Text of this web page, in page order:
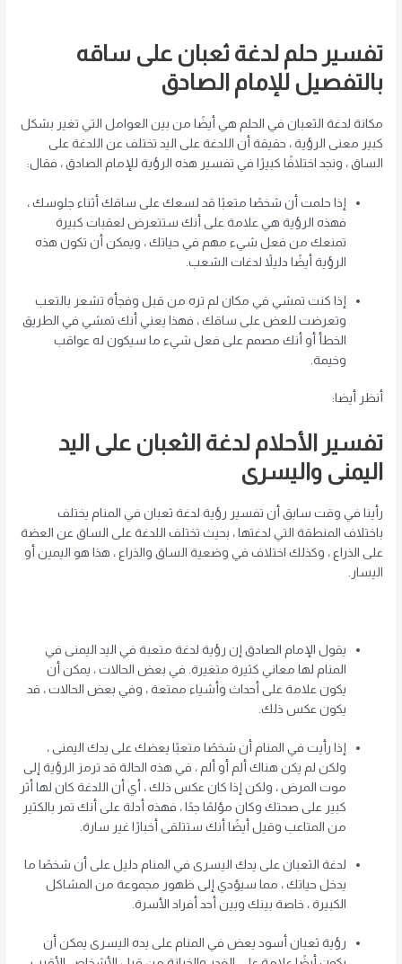
تفسير حلم لدغة ثعبان على ساقه
بالتفصيل للإمام الصادق
مكانة لدغة الثعبان في الحلم هي أيضًا من بين العوامل التي تغير بشكل
كبير معنى الرؤية ، حقيقة أن اللدغة على اليد تختلف عن اللدغة على
الساق ، ونجد اختلافًا كبيرًا في تفسير هذه الرؤية للإمام الصادق ، فقال:
إذا حلمت أن شخصًا متعبًا قد لسعك على ساقك أثناء جلوسك ،
فهذه الرؤية هي علامة على أنك ستتعرض لعقبات كبيرة
تمنعك من فعل شيء مهم في حياتك ، ويمكن أن تكون هذه
الرؤية أيضًا دليلاً لدغات الشعب.
إذا كنت تمشي في مكان لم تره من قبل وفجأة تشعر بالتعب
وتعرضت للعض على ساقك ، فهذا يعني أنك تمشي في الطريق
الخطأ أو أنك مصمم على فعل شيء ما سيكون له عواقب
وخيمة.
أنظر أيضا:
تفسير الأحلام لدغة الثعبان على اليد
اليمنى واليسرى
رأينا في وقت سابق أن تفسير رؤية لدغة ثعبان في المنام يختلف
باختلاف المنطقة التي لدغتها ، بحيث تختلف اللدغة على الساق عن العضة
على الذراع ، وكذلك اختلاف في وضعية الساق والذراع ، هذا هو اليمين أو
اليسار.
يقول الإمام الصادق إن رؤية لدغة متعبة في اليد اليمنى في
المنام لها معاني كثيرة متغيرة. في بعض الحالات ، يمكن أن
يكون علامة على أحداث وأشياء ممتعة ، وفي بعض الحالات ، قد
يكون عكس ذلك.
إذا رأيت في المنام أن شخصًا متعبًا يعضك على يدك اليمنى ،
ولكن لم يكن هناك ألم أو ألم ، في هذه الحالة قد ترمز الرؤية إلى
موت المرض ، ولكن إذا كان عكس ذلك ، أي أن اللدغة كان لها أثر
كبير على صحتك وكان مؤلمًا جدًا ، فهذه أدلة على أنك تمر بالكثير
من المتاعب وقيل أيضًا أنك ستتلقى أخبارًا غير سارة.
لدغة الثعبان على يدك اليسرى في المنام دليل على أن شخصًا ما
يدخل حياتك ، مما سيؤدي إلى ظهور مجموعة من المشاكل
الكبيرة ، خاصة بينك وبين أحد أفراد الأسرة.
رؤية ثعبان أسود يعض في المنام على يده اليسرى يمكن أن